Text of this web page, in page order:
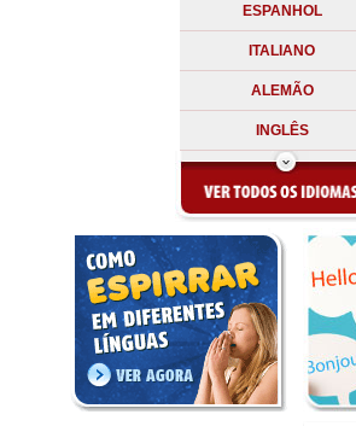
ESPANHOL
ITALIANO
ALEMÃO
INGLÊS